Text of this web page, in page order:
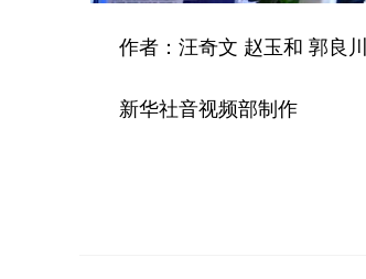
作者：汪奇文 赵玉和 郭良
新华社音视频部制作